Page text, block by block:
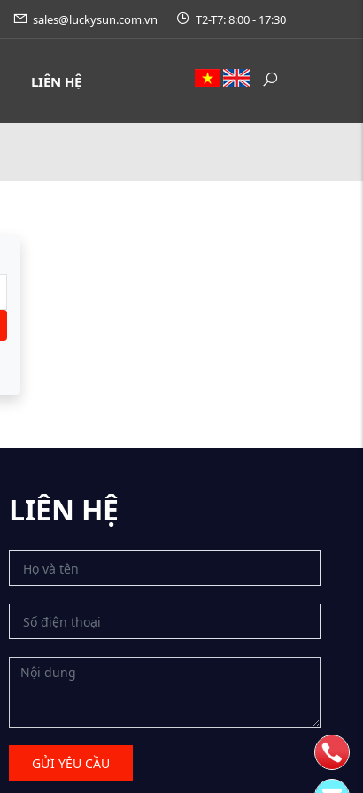
sales@luckysun.com.vn T2-T7: 8:00 - 17:30
LIÊN HỆ
LIÊN HỆ
GỬI YÊU CẦU